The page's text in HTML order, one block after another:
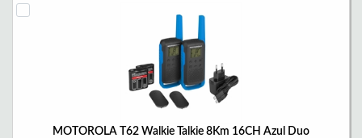
MOTOROLA T62 Walkie Talkie 8Km 16CH Azul Duo